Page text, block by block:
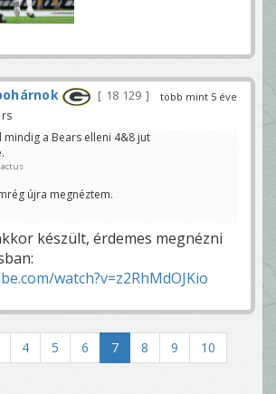
több mint 5 éve
18 129
a Bears elleni 4&8 jut
újra megnéztem.
készült, érdemes megnézni
watch?v=z2RhMdOJKio
4 5 6 7 8 9
10